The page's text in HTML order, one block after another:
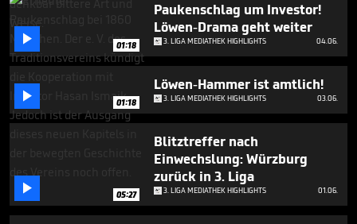
 01:18
Paukenschlag um Investor!
Löwen-Drama geht weiter
3. LIGA MEDIATHEK HIGHLIGHTS 04.06.
 01:18
Löwen-Hammer ist amtlich!
3. LIGA MEDIATHEK HIGHLIGHTS 03.06.
 05:27
Blitztreffer nach
Einwechslung: Würzburg
zurück in 3. Liga
3. LIGA MEDIATHEK HIGHLIGHTS 01.06.